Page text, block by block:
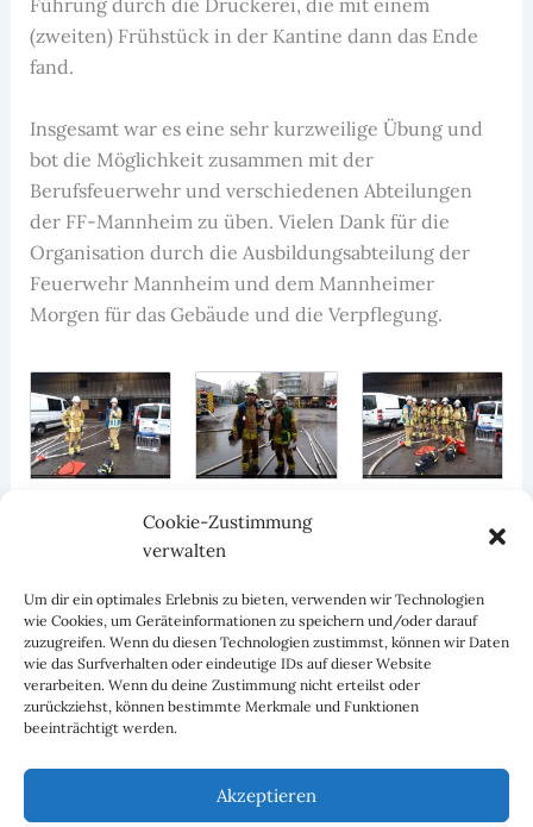
Cookie-Zustimmung
verwalten
Um dir ein optimales Erlebnis zu bieten, verwenden wir Technologien
wie Cookies, um Geräteinformationen zu speichern und/oder darauf
zuzugreifen. Wenn du diesen Technologien zustimmst, können wir Daten
wie das Surfverhalten oder eindeutige IDs auf dieser Website
verarbeiten. Wenn du deine Zustimmung nicht erteilst oder
zurückziehst, können bestimmte Merkmale und Funktionen
beeinträchtigt werden.
Akzeptieren
Führung durch die Druckerei, die mit einem
(zweiten) Frühstück in der Kantine dann das Ende
fand.
Insgesamt war es eine sehr kurzweilige Übung und
bot die Möglichkeit zusammen mit der
Berufsfeuerwehr und verschiedenen Abteilungen
der FF-Mannheim zu üben. Vielen Dank für die
Organisation durch die Ausbildungsabteilung der
Feuerwehr Mannheim und dem Mannheimer
Morgen für das Gebäude und die Verpflegung.
ZURÜCK